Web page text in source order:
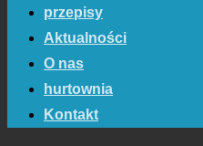
przepisy
Aktualności
O nas
hurtownia
Kontakt